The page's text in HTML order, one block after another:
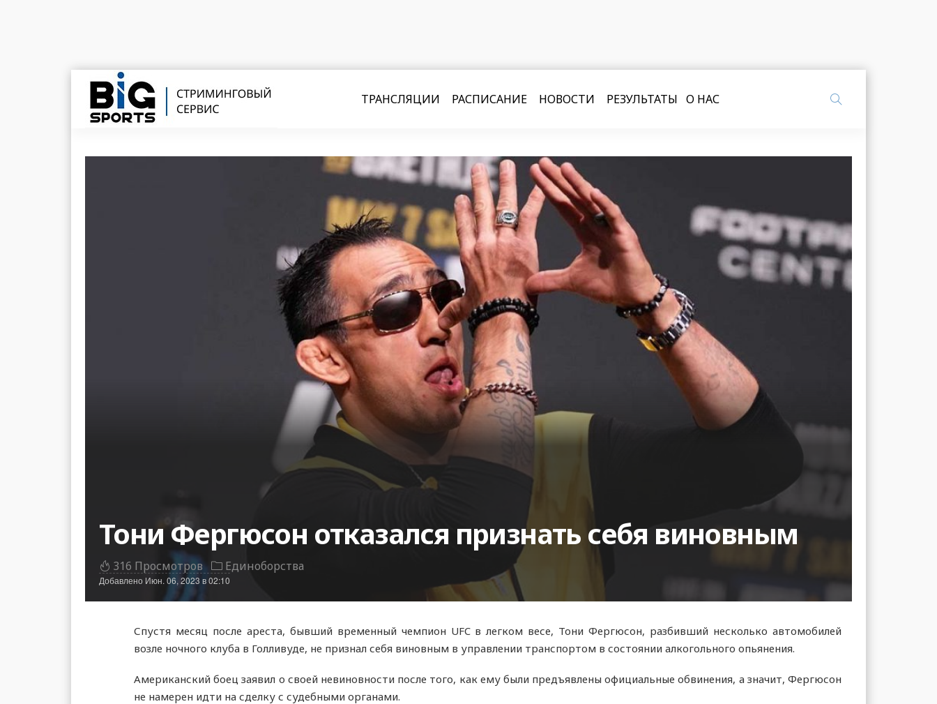
ТРАНСЛЯЦИИ РАСПИСАНИЕ НОВОСТИ РЕЗУЛЬТАТЫ О НАС
Тони Фергюсон отказался признать себя виновным
316 Просмотров Единоборства
Добавлено Июн. 06, 2023 в 02:10
Спустя месяц после ареста, бывший временный чемпион UFC в легком весе, Тони Фергюсон, разбивший несколько автомобилей
возле ночного клуба в Голливуде, не признал себя виновным в управлении транспортом в состоянии алкогольного опьянения.
Американский боец заявил о своей невиновности после того, как ему были предъявлены официальные обвинения, а значит, Фергюсон
не намерен идти на сделку с судебными органами.